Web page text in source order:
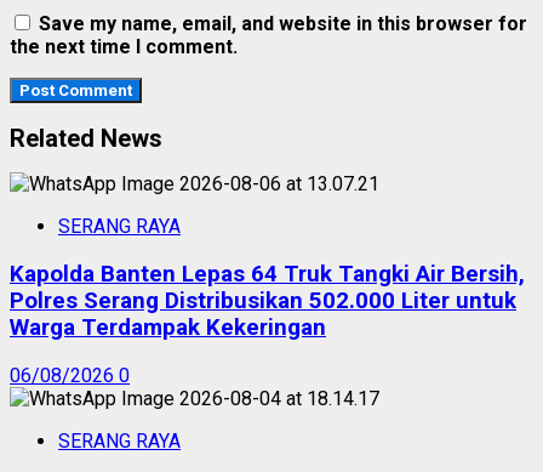
Save my name, email, and website in this browser for
the next time I comment.
Related News
SERANG RAYA
Kapolda Banten Lepas 64 Truk Tangki Air Bersih,
Polres Serang Distribusikan 502.000 Liter untuk
Warga Terdampak Kekeringan
06/08/2026 0
SERANG RAYA